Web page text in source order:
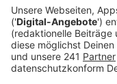
Veröffentlicht:
Anzeige